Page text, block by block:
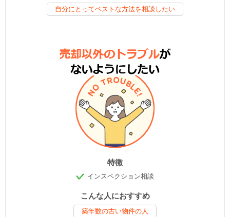
自分にとってベストな方法を相談したい
特徴
インスペクション相談
こんな人におすすめ
築年数の古い物件の人